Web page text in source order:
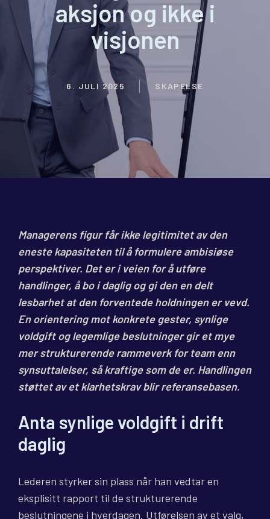
aksjon og ikke i
visjonen
6. JULI 2025 SKAPELSE
Managerens figur får ikke legitimitet av den
eneste kapasiteten til å formulere ambisiøse
perspektiver. Det er i veien for å utføre
handlinger, å bo i daglig og gi den en delt
lesbarhet at den forventede holdningen er vevd.
En orientering mot konkrete gester, synlige
voldgift og legemlige beslutninger gir et mye
mer strukturerende rammeverk for team enn
synsuttalelser, så kraftige som de er. Handlingen
støttet av et klarhetskrav blir referansebasen.
Anta synlige voldgift i drift
daglig
Lederen styrker sin plass når han vedtar en
eksplisitt rapport til de strukturerende
beslutningene i hverdagen. Utførelsen av et valg,